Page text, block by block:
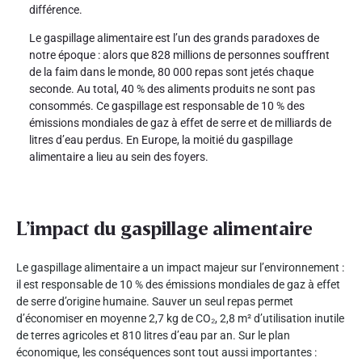
différence.
Le gaspillage alimentaire est l’un des grands paradoxes de
notre époque : alors que 828 millions de personnes souffrent
de la faim dans le monde, 80 000 repas sont jetés chaque
seconde. Au total, 40 % des aliments produits ne sont pas
consommés. Ce gaspillage est responsable de 10 % des
émissions mondiales de gaz à effet de serre et de milliards de
litres d’eau perdus. En Europe, la moitié du gaspillage
alimentaire a lieu au sein des foyers.
L’impact du gaspillage alimentaire
Le gaspillage alimentaire a un impact majeur sur l’environnement :
il est responsable de 10 % des émissions mondiales de gaz à effet
de serre d’origine humaine. Sauver un seul repas permet
d’économiser en moyenne 2,7 kg de CO₂, 2,8 m² d’utilisation inutile
de terres agricoles et 810 litres d’eau par an. Sur le plan
économique, les conséquences sont tout aussi importantes :